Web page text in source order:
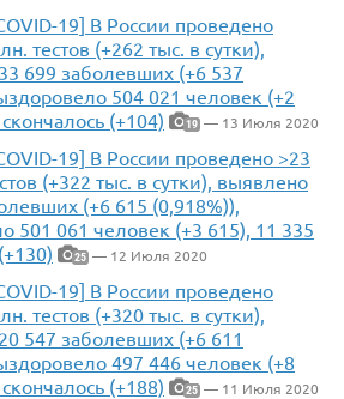
19] В России проведено
тестов (+262 тыс. в сутки),
699 заболевших (+6 537
504 021 человек (+2
(+104)
19 — 13 Июля 2020
19] В России проведено >23
(+322 тыс. в сутки), выявлено
(+6 615 (0,918%)),
501 061 человек (+3 615), 11 335
25 — 12 Июля 2020
19] В России проведено
тестов (+320 тыс. в сутки),
547 заболевших (+6 611
497 446 человек (+8
(+188)
25 — 11 Июля 2020